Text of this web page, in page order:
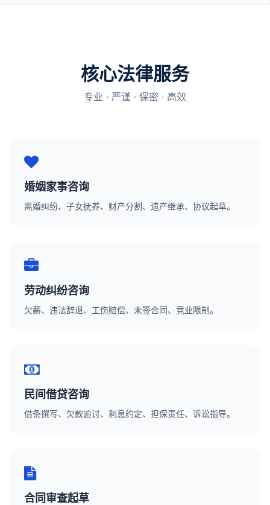
核心法律服务
专业 · 严谨 · 保密 · 高效
婚姻家事咨询
离婚纠纷、子女抚养、财产分割、遗产继承、协议起草。
劳动纠纷咨询
欠薪、违法辞退、工伤赔偿、未签合同、竞业限制。
民间借贷咨询
借条撰写、欠款追讨、利息约定、担保责任、诉讼指导。
合同审查起草